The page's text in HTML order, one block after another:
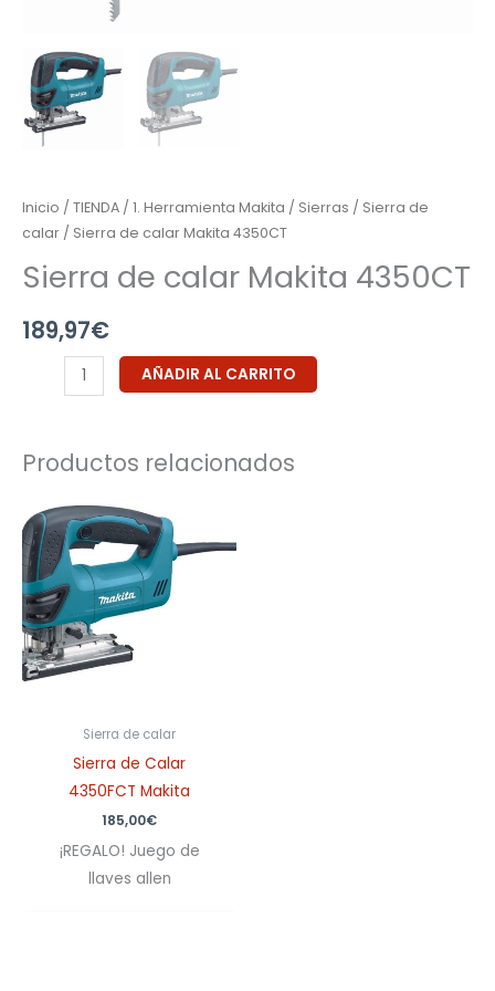
Inicio / TIENDA / 1. Herramienta Makita / Sierras / Sierra de
calar / Sierra de calar Makita 4350CT
Sierra de calar Makita 4350CT
189,97€
AÑADIR AL CARRITO
Productos relacionados
Sierra de calar
Sierra de Calar
4350FCT Makita
185,00€
¡REGALO! Juego de
llaves allen